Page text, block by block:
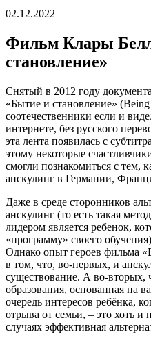
02.12.2022
Фильм Клары
становление»
Снятый в 2012 году
«Бытие и становление»
соотечественники если и
интернете, без русского
эта лента появилась с
этому некоторые
смогли познакомиться с тем,
анскулинг в Германии,
Даже в среде сторонников
анскулинг (то есть такая
лидером является ребенок,
«программу» своего
Однако опыт героев фильма
в том, что, во-первых, и
существование. А во-вторых,
образования, основанная на
очередь интересов ребёнка,
отрыва от семьи, – это хоть и
случаях эффективная